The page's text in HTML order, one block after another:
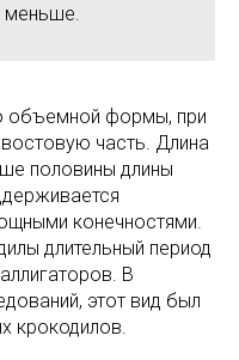
меньше.
объемной формы, при
часть. Длина
половины длины
конечностями.
длительный период
В
этот вид был
крокодилов.